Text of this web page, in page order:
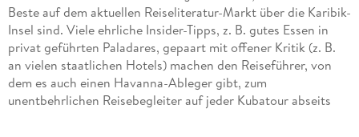
Beste auf dem aktuellen Reiseliteratur-Markt über die Karibik-
Insel sind. Viele ehrliche Insider-Tipps, z. B. gutes Essen in
privat geführten Paladares, gepaart mit offener Kritik (z. B.
an vielen staatlichen Hotels) machen den Reiseführer, von
dem es auch einen Havanna-Ableger gibt, zum
unentbehrlichen Reisebegleiter auf jeder Kubatour abseits